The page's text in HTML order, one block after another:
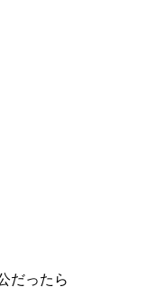
だったら